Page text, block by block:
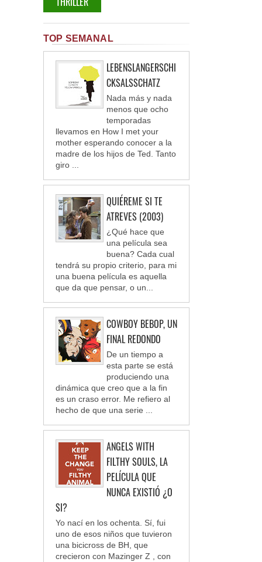
TOP SEMANAL
LEBENSLANGERSCHI
CKSALSSCHATZ
Nada más y nada
menos que ocho
temporadas
llevamos en How I met your
mother esperando conocer a la
madre de los hijos de Ted. Tanto
giro ...
QUIÉREME SI TE
ATREVES (2003)
¿Qué hace que
una película sea
buena? Cada cual
tendrá su propio criterio, para mi
una buena película es aquella
que da que pensar, o un...
COWBOY BEBOP, UN
FINAL REDONDO
De un tiempo a
esta parte se está
produciendo una
dinámica que creo que a la fin
es un craso error. Me refiero al
hecho de que una serie ...
ANGELS WITH
FILTHY SOULS, LA
PELÍCULA QUE
NUNCA EXISTIÓ ¿O
SI?
Yo nací en los ochenta. Sí, fui
uno de esos niños que tuvieron
una bicicross de BH, que
crecieron con Mazinger Z , con